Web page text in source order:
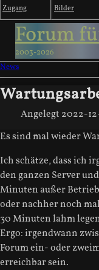
Zugang Bilder
Forum
2003-2026
News
Angelegt 2022-
Es sind mal wieder
Ich schätze, dass ich
den ganzen Server
Minuten außer
oder nachher noch
30 Minuten lahm
Ergo: irgendwann
Forum ein- oder
erreichbar sein.